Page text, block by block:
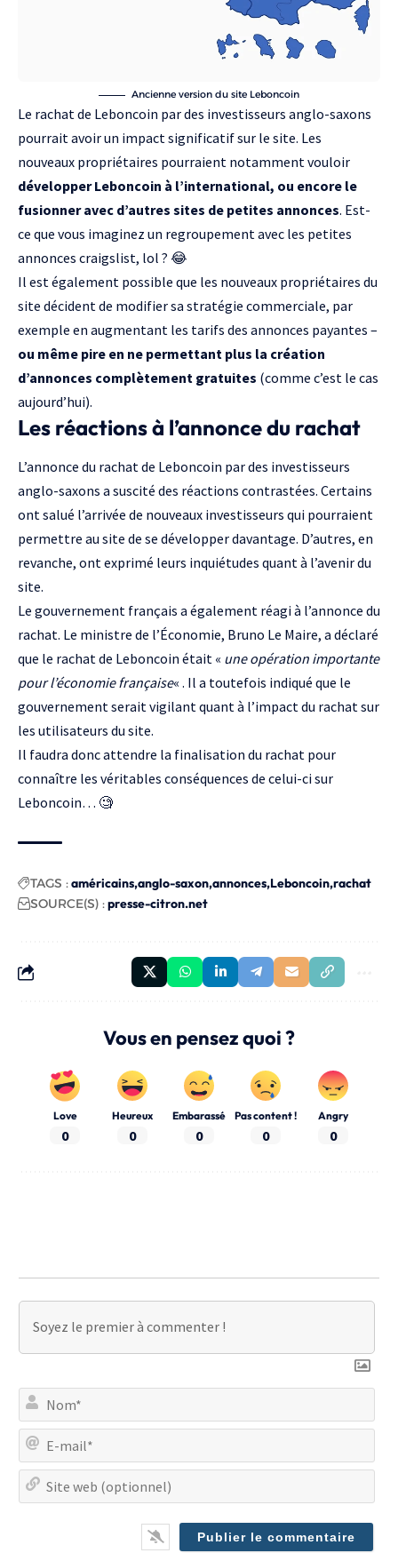
Ancienne version du site Leboncoin
Le rachat de Leboncoin par des investisseurs anglo-saxons
pourrait avoir un impact significatif sur le site. Les
nouveaux propriétaires pourraient notamment vouloir
développer Leboncoin à l’international, ou encore le
fusionner avec d’autres sites de petites annonces. Est-
ce que vous imaginez un regroupement avec les petites
annonces craigslist, lol ? 😂
Il est également possible que les nouveaux propriétaires du
site décident de modifier sa stratégie commerciale, par
exemple en augmentant les tarifs des annonces payantes –
ou même pire en ne permettant plus la création
d’annonces complètement gratuites (comme c’est le cas
aujourd’hui).
Les réactions à l’annonce du rachat
L’annonce du rachat de Leboncoin par des investisseurs
anglo-saxons a suscité des réactions contrastées. Certains
ont salué l’arrivée de nouveaux investisseurs qui pourraient
permettre au site de se développer davantage. D’autres, en
revanche, ont exprimé leurs inquiétudes quant à l’avenir du
site.
Le gouvernement français a également réagi à l’annonce du
rachat. Le ministre de l’Économie, Bruno Le Maire, a déclaré
que le rachat de Leboncoin était « une opération importante
pour l’économie française« . Il a toutefois indiqué que le
gouvernement serait vigilant quant à l’impact du rachat sur
les utilisateurs du site.
Il faudra donc attendre la finalisation du rachat pour
connaître les véritables conséquences de celui-ci sur
Leboncoin… 🧐
TAGS :américains anglo-saxon annonces Leboncoin rachat
SOURCE(S) :presse-citron.net
Vous en pensez quoi ?
Love
0
Heureux
0
Embarassé
0
Pas content !
0
Angry
0